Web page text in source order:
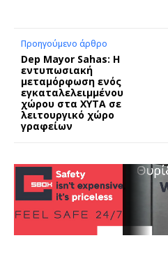
Προηγούμενο άρθρο
Dep Mayor Sahas: Η
εντυπωσιακή
μεταμόρφωση ενός
εγκαταλελειμμένου
χώρου στα ΧΥΤΑ σε
λειτουργικό χώρο
γραφείων